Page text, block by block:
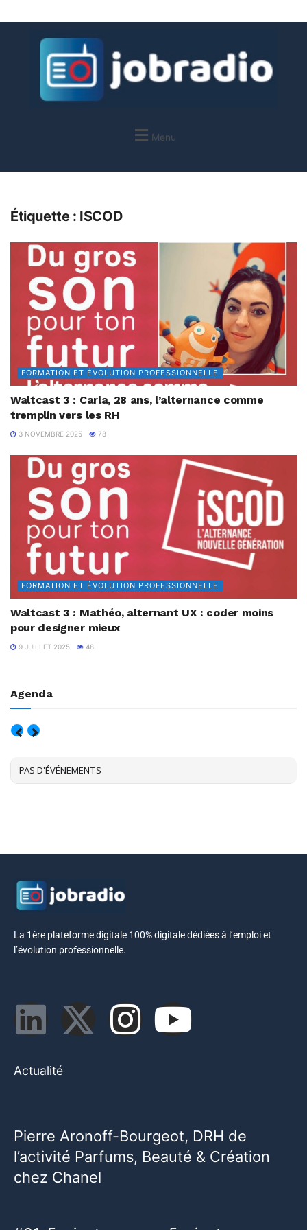
Menu
Étiquette : ISCOD
FORMATION ET ÉVOLUTION PROFESSIONNELLE
Waltcast 3 : Carla, 28 ans, l’alternance comme
tremplin vers les RH
3 NOVEMBRE 2025 78
FORMATION ET ÉVOLUTION PROFESSIONNELLE
Waltcast 3 : Mathéo, alternant UX : coder moins
pour designer mieux
9 JUILLET 2025 48
Agenda
PAS D'ÉVÉNEMENTS
La 1ère plateforme digitale 100% digitale dédiées à l’emploi et
l’évolution professionnelle.
Actualité
Pierre Aronoff-Bourgeot, DRH de
l’activité Parfums, Beauté & Création
chez Chanel